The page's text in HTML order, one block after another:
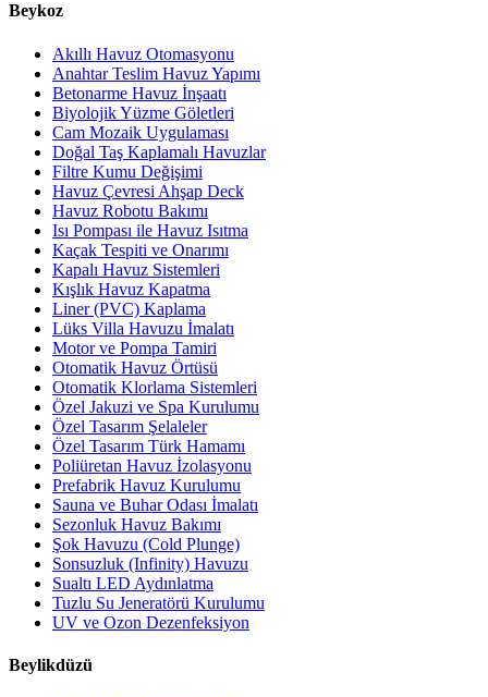
Beykoz
Akıllı Havuz Otomasyonu
Anahtar Teslim Havuz Yapımı
Betonarme Havuz İnşaatı
Biyolojik Yüzme Göletleri
Cam Mozaik Uygulaması
Doğal Taş Kaplamalı Havuzlar
Filtre Kumu Değişimi
Havuz Çevresi Ahşap Deck
Havuz Robotu Bakımı
Isı Pompası ile Havuz Isıtma
Kaçak Tespiti ve Onarımı
Kapalı Havuz Sistemleri
Kışlık Havuz Kapatma
Liner (PVC) Kaplama
Lüks Villa Havuzu İmalatı
Motor ve Pompa Tamiri
Otomatik Havuz Örtüsü
Otomatik Klorlama Sistemleri
Özel Jakuzi ve Spa Kurulumu
Özel Tasarım Şelaleler
Özel Tasarım Türk Hamamı
Poliüretan Havuz İzolasyonu
Prefabrik Havuz Kurulumu
Sauna ve Buhar Odası İmalatı
Sezonluk Havuz Bakımı
Şok Havuzu (Cold Plunge)
Sonsuzluk (Infinity) Havuzu
Sualtı LED Aydınlatma
Tuzlu Su Jeneratörü Kurulumu
UV ve Ozon Dezenfeksiyon
Beylikdüzü